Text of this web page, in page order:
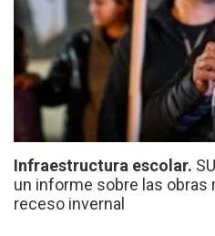
Infraestructura escolar.
un informe sobre las obras
receso invernal